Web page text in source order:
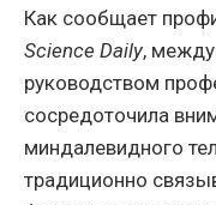
Как сообщает
Science Daily,
руководством
сосредоточила
миндалевидного
традиционно